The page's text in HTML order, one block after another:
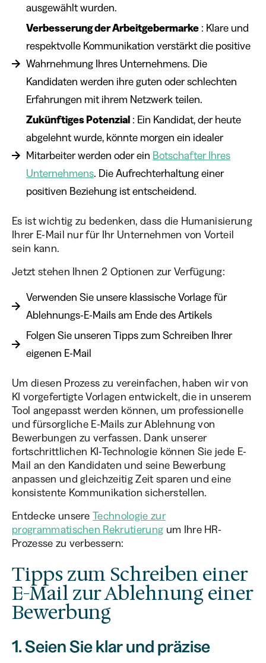
ausgewählt wurden.
Verbesserung der Arbeitgebermarke: Klare und
respektvolle Kommunikation verstärkt die positive
Wahrnehmung Ihres Unternehmens. Die
Kandidaten werden ihre guten oder schlechten
Erfahrungen mit ihrem Netzwerk teilen.
Zukünftiges Potenzial: Ein Kandidat, der heute
abgelehnt wurde, könnte morgen ein idealer
Mitarbeiter werden oder ein Botschafter Ihres
Unternehmens. Die Aufrechterhaltung einer
positiven Beziehung ist entscheidend.
Es ist wichtig zu bedenken, dass die Humanisierung
Ihrer E-Mail nur für Ihr Unternehmen von Vorteil
sein kann.
Jetzt stehen Ihnen 2 Optionen zur Verfügung:
Verwenden Sie unsere klassische Vorlage für
Ablehnungs-E-Mails am Ende des Artikels
Folgen Sie unseren Tipps zum Schreiben Ihrer
eigenen E-Mail
Um diesen Prozess zu vereinfachen, haben wir von
KI vorgefertigte Vorlagen entwickelt, die in unserem
Tool angepasst werden können, um professionelle
und fürsorgliche E-Mails zur Ablehnung von
Bewerbungen zu verfassen. Dank unserer
fortschrittlichen KI-Technologie können Sie jede E-
Mail an den Kandidaten und seine Bewerbung
anpassen und gleichzeitig Zeit sparen und eine
konsistente Kommunikation sicherstellen.
Entdecke unsereTechnologie zur
programmatischen Rekrutierung um Ihre HR-
Prozesse zu verbessern:
Tipps zum Schreiben einer
E-Mail zur Ablehnung einer
Bewerbung
1. Seien Sie klar und präzise